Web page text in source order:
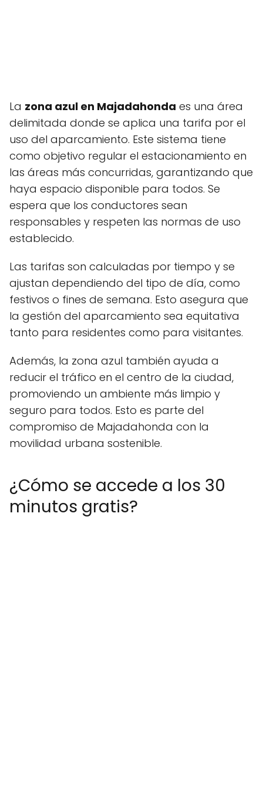
La zona azul en Majadahonda es una área
delimitada donde se aplica una tarifa por el
uso del aparcamiento. Este sistema tiene
como objetivo regular el estacionamiento en
las áreas más concurridas, garantizando que
haya espacio disponible para todos. Se
espera que los conductores sean
responsables y respeten las normas de uso
establecido.
Las tarifas son calculadas por tiempo y se
ajustan dependiendo del tipo de día, como
festivos o fines de semana. Esto asegura que
la gestión del aparcamiento sea equitativa
tanto para residentes como para visitantes.
Además, la zona azul también ayuda a
reducir el tráfico en el centro de la ciudad,
promoviendo un ambiente más limpio y
seguro para todos. Esto es parte del
compromiso de Majadahonda con la
movilidad urbana sostenible.
¿Cómo se accede a los 30
minutos gratis?